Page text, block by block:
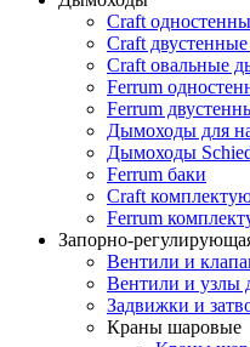
Craft
Craft
Craft овальные
Ferrum
Ferrum
Дымоходы для
Дымоходы
Ferrum баки
Craft
Ferrum
Запорно-
Вентили и
Вентили и узлы
Задвижки и
Краны шаровые